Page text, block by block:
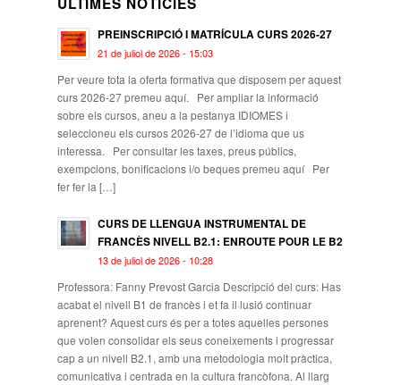
PREINSCRIPCIÓ I MATRÍCULA CURS 2026-27
21 de juliol de 2026 - 15:03
Per veure tota la oferta formativa que disposem per aquest
curs 2026-27 premeu aquí. Per ampliar la informació
sobre els cursos, aneu a la pestanya IDIOMES i
seleccioneu els cursos 2026-27 de l’idioma que us
interessa. Per consultar les taxes, preus públics,
exempcions, bonificacions i/o beques premeu aquí Per
fer fer la […]
CURS DE LLENGUA INSTRUMENTAL DE
FRANCÈS NIVELL B2.1: ENROUTE POUR LE B2
13 de juliol de 2026 - 10:28
Professora: Fanny Prevost Garcia Descripció del curs: Has
acabat el nivell B1 de francès i et fa il·lusió continuar
aprenent? Aquest curs és per a totes aquelles persones
que volen consolidar els seus coneixements i progressar
cap a un nivell B2.1, amb una metodologia molt pràctica,
comunicativa i centrada en la cultura francòfona. Al llarg